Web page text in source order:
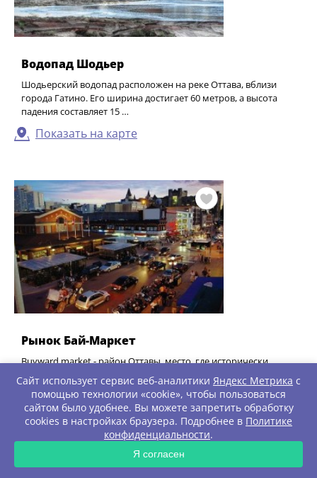
Водопад Шодьер
Шодьерский водопад расположен на реке Оттава, вблизи
города Гатино. Его ширина достигает 60 метров, а высота
падения составляет 15 …
Показать на карте
Рынок Бай-Маркет
Buyward market - район Оттавы, место, где исторически
располагался фермерский рынок. И поныне место окружено
рынком и различными т …
Показать на карте
Сайт использует сервис веб-аналитики Яндекс Метрика с
помощью технологии «cookie», чтобы пользоваться
сайтом было удобнее. Вы можете запретить обработку
cookies в настройках браузера. Подробнее в Политике
конфиденциальности.
Я согласен
ЗАПРОС